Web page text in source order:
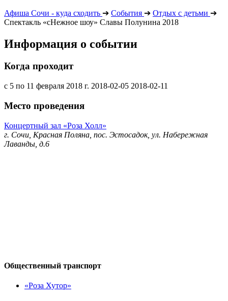
Афиша Сочи - куда сходить ➔ События ➔ Отдых с детьми ➔
Спектакль «сНежное шоу» Славы Полунина 2018
Информация о событии
Когда проходит
с 5 по 11 февраля 2018 г. 2018-02-05 2018-02-11
Место проведения
Концертный зал «Роза Холл»
г. Сочи, Красная Поляна, пос. Эстосадок, ул. Набережная
Лаванды, д.6
Общественный транспорт
«Роза Хутор»